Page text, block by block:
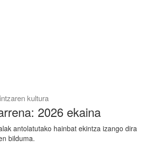
kultura
2026 ekaina
antolatutako hainbat ekintza izango dira
bilduma.